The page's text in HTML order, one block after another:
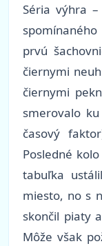
Séria výhra
prvú
čiernymi
čiernymi
smerovalo
časový
Posledné
tabuľka
miesto, no s
skončil piaty
Môže však